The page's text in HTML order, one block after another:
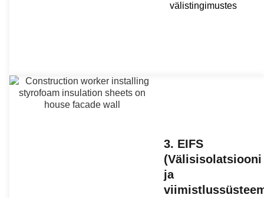
välistingimustes
3. EIFS
(Välisisolatsiooni
ja